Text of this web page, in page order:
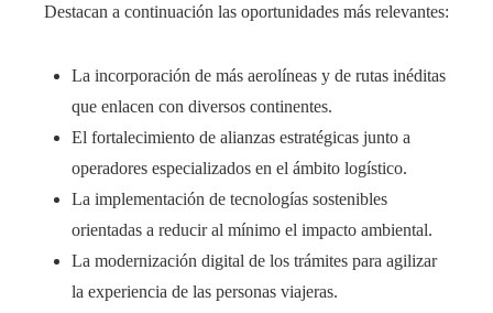
Destacan a continuación las oportunidades más relevantes:
La incorporación de más aerolíneas y de rutas inéditas
que enlacen con diversos continentes.
El fortalecimiento de alianzas estratégicas junto a
operadores especializados en el ámbito logístico.
La implementación de tecnologías sostenibles
orientadas a reducir al mínimo el impacto ambiental.
La modernización digital de los trámites para agilizar
la experiencia de las personas viajeras.